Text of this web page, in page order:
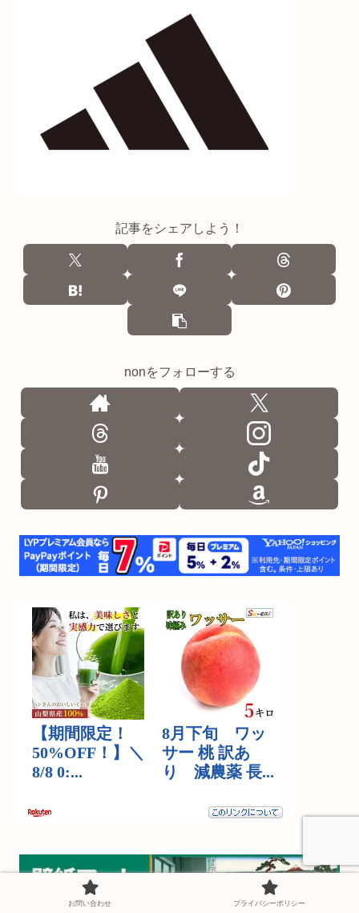
記事をシェアしよう！
nonをフォローする
お問い合わせ プライバシーポリシー